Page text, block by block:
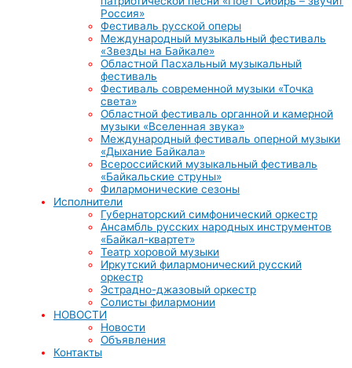
Россия»
Фестиваль русской оперы
Международный музыкальный фестиваль
«Звезды на Байкале»
Областной Пасхальный музыкальный
фестиваль
Фестиваль современной музыки «Точка
света»
Областной фестиваль органной и камерной
музыки «Вселенная звука»
Международный фестиваль оперной музыки
«Дыхание Байкала»
Всероссийский музыкальный фестиваль
«Байкальские струны»
Филармонические сезоны
Исполнители
Губернаторский симфонический оркестр
Ансамбль русских народных инструментов
«Байкал-квартет»
Театр хоровой музыки
Иркутский филармонический русский
оркестр
Эстрадно-джазовый оркестр
Солисты филармонии
НОВОСТИ
Новости
Объявления
Контакты